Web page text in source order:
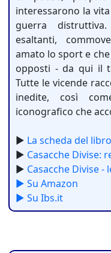
interessarono la
guerra
esaltanti,
amato lo sport e
opposti - da qui il
Tutte le vicende
inedite, così
iconografico che
► La scheda del libro
► Casacche Divise:
► Casacche Divise
► Su Amazon
► Su Ibs.it